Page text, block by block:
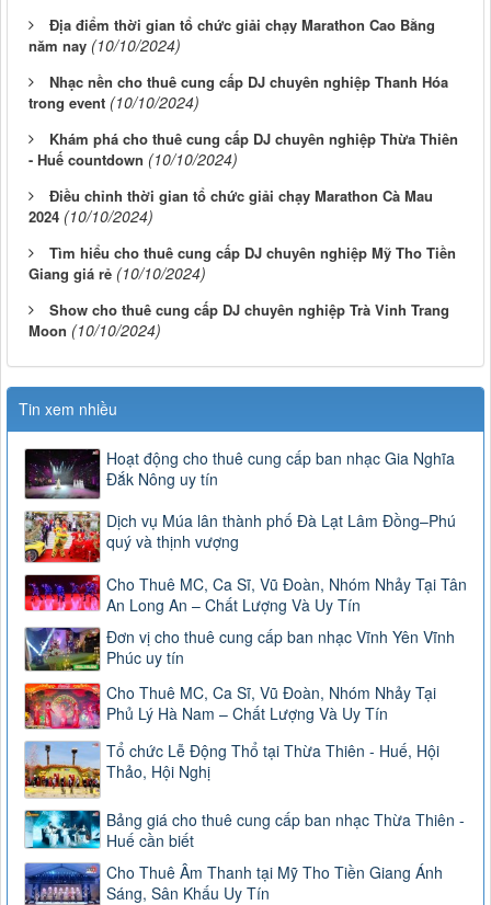
Địa điểm thời gian tổ chức giải chạy Marathon Cao Bằng
năm nay (10/10/2024)
Nhạc nền cho thuê cung cấp DJ chuyên nghiệp Thanh Hóa
trong event (10/10/2024)
Khám phá cho thuê cung cấp DJ chuyên nghiệp Thừa Thiên
- Huế countdown (10/10/2024)
Điều chỉnh thời gian tổ chức giải chạy Marathon Cà Mau
2024 (10/10/2024)
Tìm hiểu cho thuê cung cấp DJ chuyên nghiệp Mỹ Tho Tiền
Giang giá rẻ (10/10/2024)
Show cho thuê cung cấp DJ chuyên nghiệp Trà Vinh Trang
Moon (10/10/2024)
Tin xem nhiều
Hoạt động cho thuê cung cấp ban nhạc Gia Nghĩa
Đắk Nông uy tín
Dịch vụ Múa lân thành phố Đà Lạt Lâm Đồng–Phú
quý và thịnh vượng
Cho Thuê MC, Ca Sĩ, Vũ Đoàn, Nhóm Nhảy Tại Tân
An Long An – Chất Lượng Và Uy Tín
Đơn vị cho thuê cung cấp ban nhạc Vĩnh Yên Vĩnh
Phúc uy tín
Cho Thuê MC, Ca Sĩ, Vũ Đoàn, Nhóm Nhảy Tại
Phủ Lý Hà Nam – Chất Lượng Và Uy Tín
Tổ chức Lễ Động Thổ tại Thừa Thiên - Huế, Hội
Thảo, Hội Nghị
Bảng giá cho thuê cung cấp ban nhạc Thừa Thiên -
Huế cần biết
Cho Thuê Âm Thanh tại Mỹ Tho Tiền Giang Ánh
Sáng, Sân Khấu Uy Tín